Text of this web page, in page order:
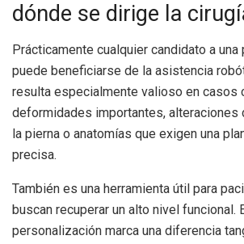
dónde se dirige la
Prácticamente cualquier candidato a
puede beneficiarse de la asistencia
resulta especialmente valioso en casos
deformidades importantes, alteraciones
la pierna o anatomías que exigen una
precisa.
También es una herramienta útil para
buscan recuperar un alto nivel funcional.
personalización marca una diferencia